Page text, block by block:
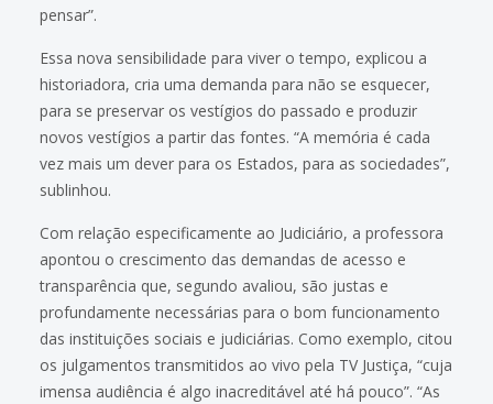
pensar”.
Essa nova sensibilidade para viver o tempo, explicou a
historiadora, cria uma demanda para não se esquecer,
para se preservar os vestígios do passado e produzir
novos vestígios a partir das fontes. “A memória é cada
vez mais um dever para os Estados, para as sociedades”,
sublinhou.
Com relação especificamente ao Judiciário, a professora
apontou o crescimento das demandas de acesso e
transparência que, segundo avaliou, são justas e
profundamente necessárias para o bom funcionamento
das instituições sociais e judiciárias. Como exemplo, citou
os julgamentos transmitidos ao vivo pela TV Justiça, “cuja
imensa audiência é algo inacreditável até há pouco”. “As